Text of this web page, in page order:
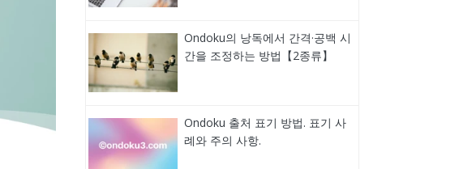
Ondoku의 낭독에서 간격·공백 시
간을 조정하는 방법【2종류】
Ondoku 출처 표기 방법. 표기 사
례와 주의 사항.